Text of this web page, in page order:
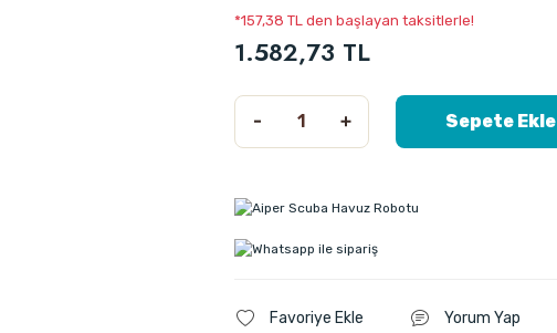
*157,38 TL den başlayan taksitlerle!
1.582,73 TL
Sepete Ekle
Yorum Yap